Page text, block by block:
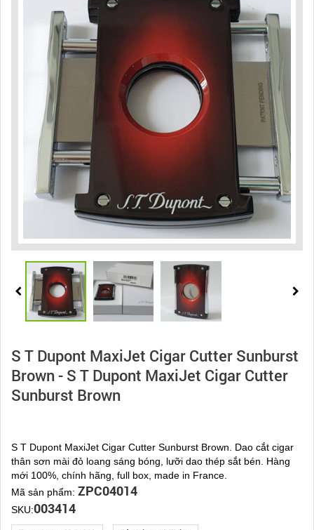
S T Dupont MaxiJet Cigar Cutter Sunburst
Brown - S T Dupont MaxiJet Cigar Cutter
Sunburst Brown
S T Dupont MaxiJet Cigar Cutter Sunburst Brown. Dao cắt cigar
thân sơn mài đỏ loang sáng bóng, lưỡi dao thép sắt bén. Hàng
mới 100%, chính hãng, full box, made in France.
Mã sản phẩm: ZPC04014
SKU:003414